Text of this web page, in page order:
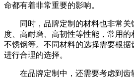
命都有着非常重要的影响。
同时，品牌定制的材料也非常
度、高耐磨、高韧性等性能，常用的
不锈钢等。不同材料的选择需要根
进行合理的选择。
在品牌定制中，还需要考虑到